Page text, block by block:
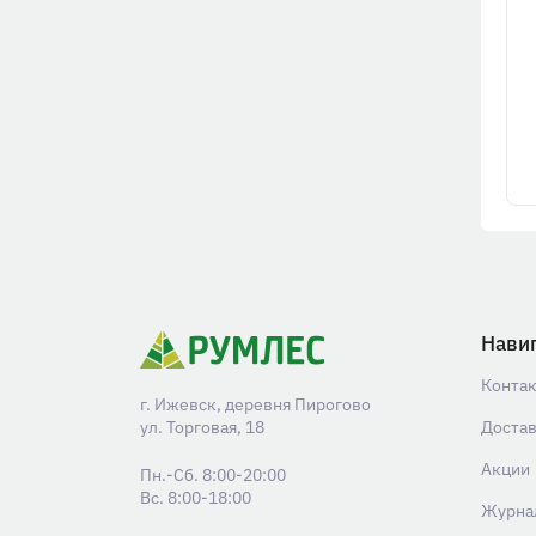
г. Ижевск, деревня Пирогово
ул. Торговая, 18
Пн.-Сб. 8:00-20:00
Вс. 8:00-18:00
Акции